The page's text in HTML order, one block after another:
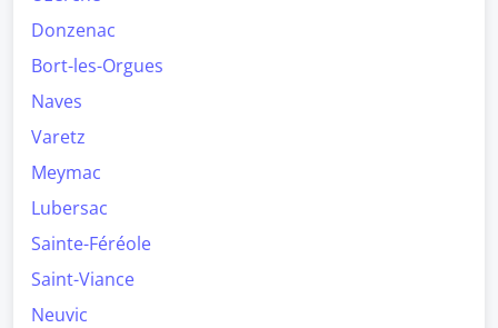
Donzenac
Bort-les-Orgues
Naves
Varetz
Meymac
Lubersac
Sainte-Féréole
Saint-Viance
Neuvic